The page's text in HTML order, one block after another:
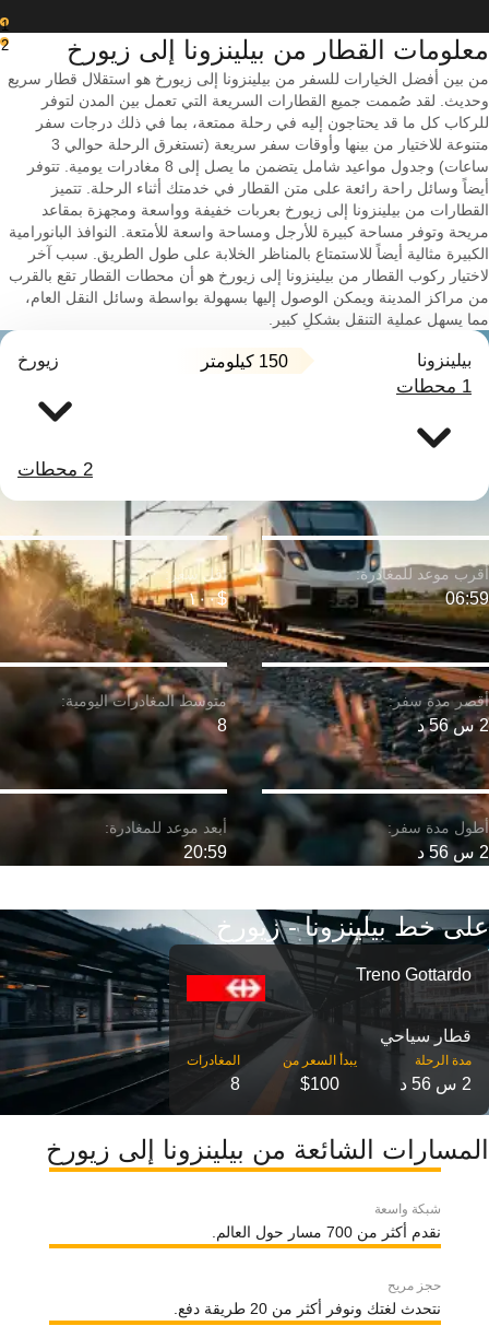
1
2
معلومات القطار من ‎بيلينزونا إلى ‎زيورخ
من بين أفضل الخيارات للسفر من بيلينزونا إلى زيورخ هو استقلال قطار سريع
وحديث. لقد صُممت جميع القطارات السريعة التي تعمل بين المدن لتوفر
للركاب كل ما قد يحتاجون إليه في رحلة ممتعة، بما في ذلك درجات سفر
متنوعة للاختيار من بينها وأوقات سفر سريعة (تستغرق الرحلة حوالي 3
ساعات) وجدول مواعيد شامل يتضمن ما يصل إلى 8 مغادرات يومية. تتوفر
أيضاً وسائل راحة رائعة على متن القطار في خدمتك أثناء الرحلة. تتميز
القطارات من بيلينزونا إلى زيورخ بعربات خفيفة وواسعة ومجهزة بمقاعد
مريحة وتوفر مساحة كبيرة للأرجل ومساحة واسعة للأمتعة. النوافذ البانورامية
الكبيرة مثالية أيضاً للاستمتاع بالمناظر الخلابة على طول الطريق. سبب آخر
لاختيار ركوب القطار من بيلينزونا إلى زيورخ هو أن محطات القطار تقع بالقرب
من مراكز المدينة ويمكن الوصول إليها بسهولة بواسطة وسائل النقل العام،
مما يسهل عملية التنقل بشكلٍ كبير.
بيلينزونا 150 كيلومتر زيورخ
1 محطات
2 محطات
2 س 56 د
06:59
2 س 56 د
$١٠٠
8
20:59
على خط بيلينزونا - زيورخ
Treno Gottardo
قطار سياحي
مدة الرحلة
2 س 56 د $100
8
المسارات الشائعة من بيلينزونا إلى زيورخ
شبكة واسعة
نقدم أكثر من 700 مسار حول العالم.
حجز مريح
نتحدث لغتك ونوفر أكثر من 20 طريقة دفع.